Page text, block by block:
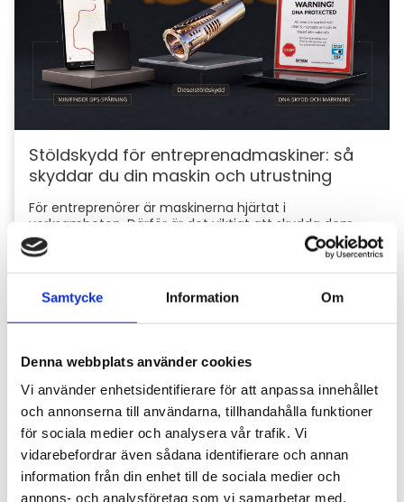
Samtycke Information Om
Denna webbplats använder cookies
Vi använder enhetsidentifierare för att anpassa innehållet
och annonserna till användarna, tillhandahålla funktioner
för sociala medier och analysera vår trafik. Vi
vidarebefordrar även sådana identifierare och annan
information från din enhet till de sociala medier och
annons- och analysföretag som vi samarbetar med.
Stöldskydd för entreprenadmaskiner: så
skyddar du din maskin och utrustning
För entreprenörer är maskinerna hjärtat i
verksamheten. Därför är det viktigt att skydda dem
mot stölder och skador som kan orsaka kostsamma
avbrott....
Hyttbord till traktorn, den lilla detaljen som